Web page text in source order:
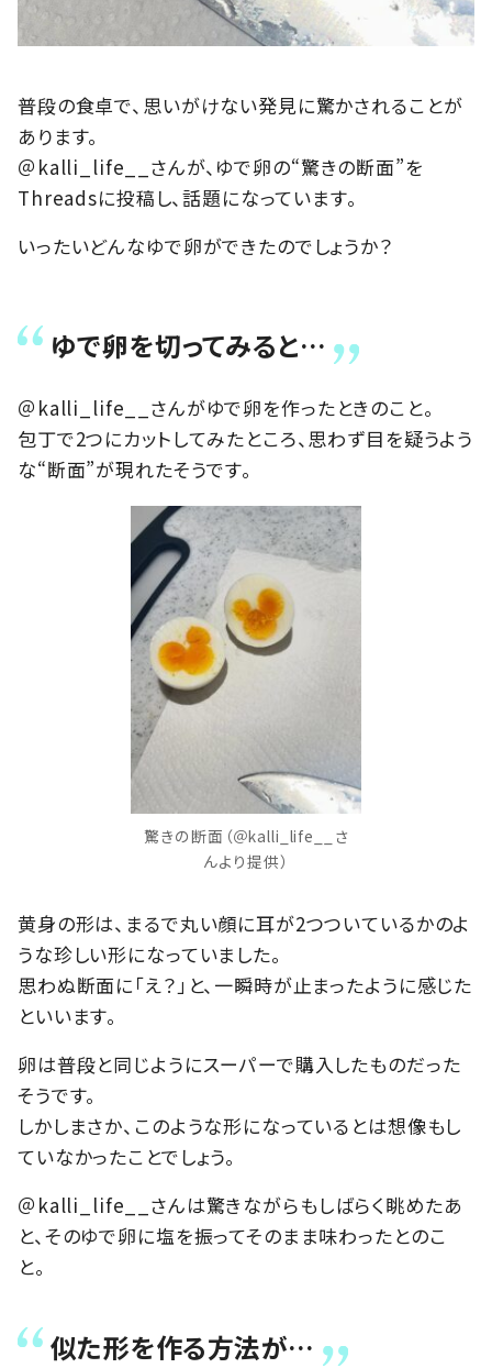
普段の食卓で、思いがけない発見に驚かされることが
あります。
＠kalli_life__さんが、ゆで卵の“驚きの断面”を
Threadsに投稿し、話題になっています。
いったいどんなゆで卵ができたのでしょうか？
ゆで卵を切ってみると…
＠kalli_life__さんがゆで卵を作ったときのこと。
包丁で2つにカットしてみたところ、思わず目を疑うよう
な“断面”が現れたそうです。
驚きの断面（＠kalli_life__さ
んより提供）
黄身の形は、まるで丸い顔に耳が2つついているかのよ
うな珍しい形になっていました。
思わぬ断面に「え？」と、一瞬時が止まったように感じた
といいます。
卵は普段と同じようにスーパーで購入したものだった
そうです。
しかしまさか、このような形になっているとは想像もし
ていなかったことでしょう。
＠kalli_life__さんは驚きながらもしばらく眺めたあ
と、そのゆで卵に塩を振ってそのまま味わったとのこ
と。
似た形を作る方法が…